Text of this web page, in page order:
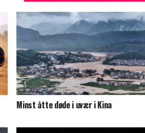
Minst åtte døde i uvær i Kina